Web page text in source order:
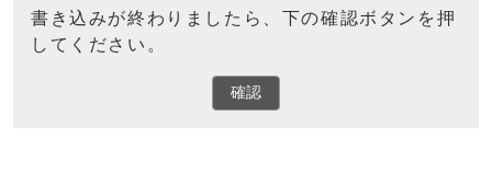
書き込みが終わりましたら、下の確認ボタンを押
してください。
確認